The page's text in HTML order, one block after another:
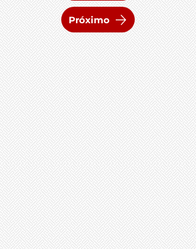
Próximo